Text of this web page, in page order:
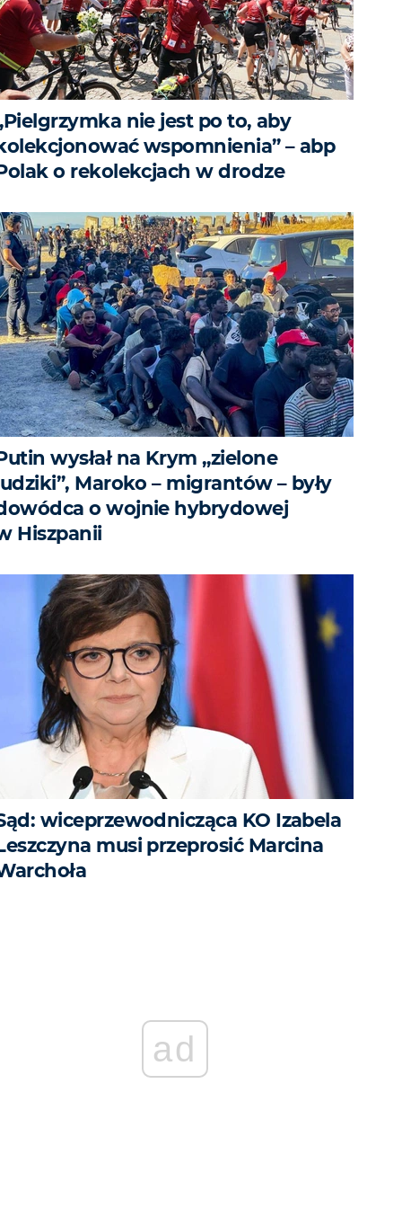
nie jest po to, aby
wspomnienia” – abp
o rekolekcjach w drodze
wysłał na Krym „zielone
Maroko – migrantów – były
o wojnie hybrydowej
Hiszpanii
wiceprzewodnicząca KO Izabela
musi przeprosić Marcina
ad